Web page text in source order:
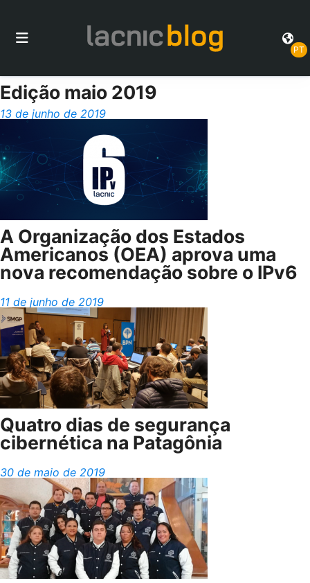
PT
Edição maio 2019
13 de junho de 2019
A Organização dos Estados
Americanos (OEA) aprova uma
nova recomendação sobre o IPv6
11 de junho de 2019
Quatro dias de segurança
cibernética na Patagônia
30 de maio de 2019